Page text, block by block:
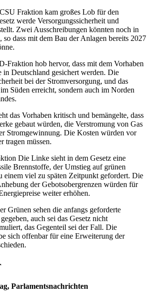
Fraktion kam großes Lob für den
werde Versorgungssicherheit und
Zwei Ausschreibungen könnten noch in
so dass mit dem Bau der Anlagen bereits 2027
Fraktion hob hervor, dass mit dem Vorhaben
in Deutschland gesichert werden. Die
bei der Stromversorgung, und das
Süden erreicht, sondern auch im Norden
das Vorhaben kritisch und bemängelte, dass
gebaut würden, die Verstromung von Gas
Stromgewinnung. Die Kosten würden vor
tragen müssen.
Die Linke sieht in dem Gesetz eine
Brennstoffe, der Umstieg auf grünen
einem viel zu späten Zeitpunkt gefordert. Die
der Gebotsobergrenzen würden für
weiter erhöhen.
Grünen sehen die anfangs geforderte
auch sei das Gesetz nicht
das Gegenteil sei der Fall. Die
sich offenbar für eine Erweiterung der
Parlamentsnachrichten